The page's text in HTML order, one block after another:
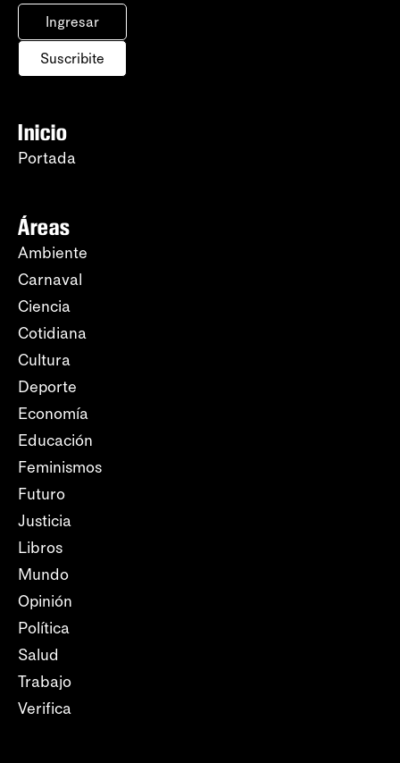
Ingresar
Suscribite
Inicio
Portada
Áreas
Ambiente
Carnaval
Ciencia
Cotidiana
Cultura
Deporte
Economía
Educación
Feminismos
Futuro
Justicia
Libros
Mundo
Opinión
Política
Salud
Trabajo
Verifica